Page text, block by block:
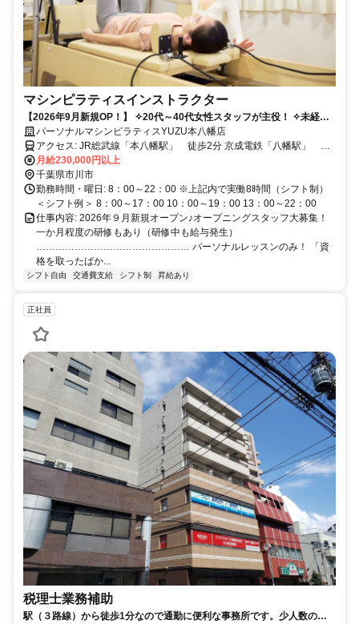
マシンピラティスインストラクター
【2026年9月新規OP！】 ✧20代～40代女性スタッフが主役！ ✧未経験
からピラティス指導者に！経験者はもちろん大歓迎！資格取得もしっか
りサポートします！「ピラティスが好きだけど、キラキラしたスタジオ
は少し気後れしちゃう…」そんなあなたにこそ、落ち着いた雰囲気の当
スタジオで、お客様に寄り添うレッスンを提供しませんか？ブランクが
あっても大丈夫。あなたの「好き」と「学びたい意欲」を応援します。
働きながら、心も身体も美しく。
パーソナルマシンピラティスYUZU本八幡店
アクセス: JR総武線「本八幡駅」 徒歩2分 京成電鉄「八幡駅」 徒
歩５分
月給230,000円以上
千葉県市川市
勤務時間・曜日: 8：00～22：00 ※上記内で実働8時間（シフト制）
＜シフト例＞ 8：00～17：00 10：00～19：00 13：00～22：00
仕事内容: 2026年９月新規オープン♪オープニングスタッフ大募集！
一か月程度の研修もあり（研修中も給与発生）
………………………………………… パーソナルレッスンのみ！ 「資
格を取ったばか...
シフト自由 交通費支給 シフト制 昇給あり
正社員
税理士業務補助
駅（３路線）から徒歩1分なので通勤に便利な事務所です。少人数の事